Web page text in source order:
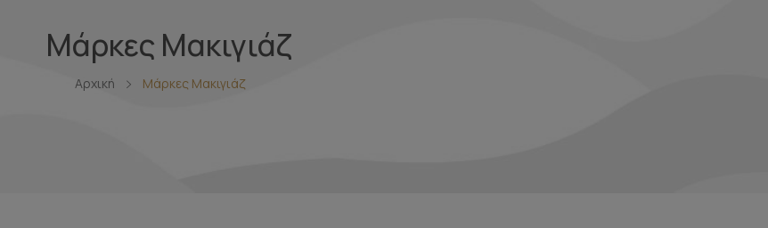
Μάρκες Μακιγιάζ
Αρχική Μάρκες Μακιγιάζ